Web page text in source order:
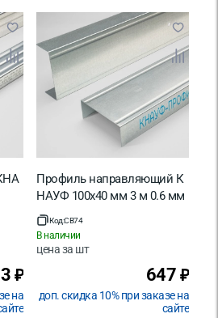
₽
на
Профиль направляющий К
НАУФ 100х40 мм 3 м 0.6 мм
Код:CB74
В наличии
цена за шт
647 ₽
доп. скидка 10% при заказе на
сайте